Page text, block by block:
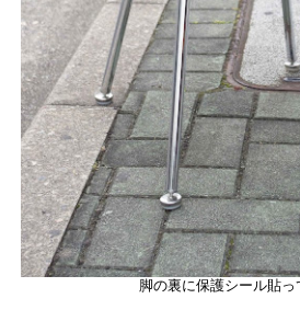
脚の裏に保護シール貼っ